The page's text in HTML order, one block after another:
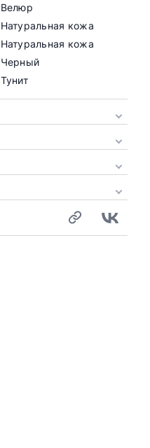
Велюр
Натуральная кожа
Натуральная кожа
Черный
Тунит